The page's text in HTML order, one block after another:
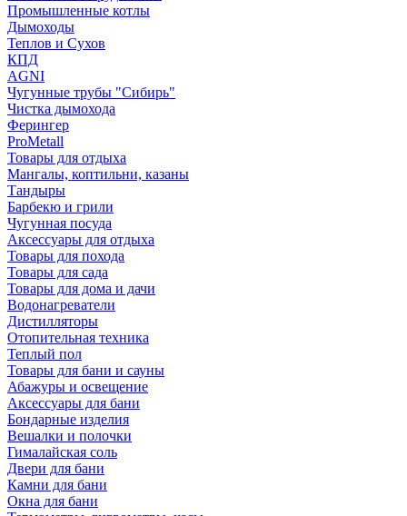
Промышленные котлы
Дымоходы
Теплов и Сухов
КПД
AGNI
Чугунные трубы "Сибирь"
Чистка дымохода
Ферингер
ProMetall
Товары для отдыха
Мангалы, коптильни, казаны
Тандыры
Барбекю и грили
Чугунная посуда
Аксессуары для отдыха
Товары для похода
Товары для сада
Товары для дома и дачи
Водонагреватели
Дистилляторы
Отопительная техника
Теплый пол
Товары для бани и сауны
Абажуры и освещение
Аксессуары для бани
Бондарные изделия
Вешалки и полочки
Гималайская соль
Двери для бани
Камни для бани
Окна для бани